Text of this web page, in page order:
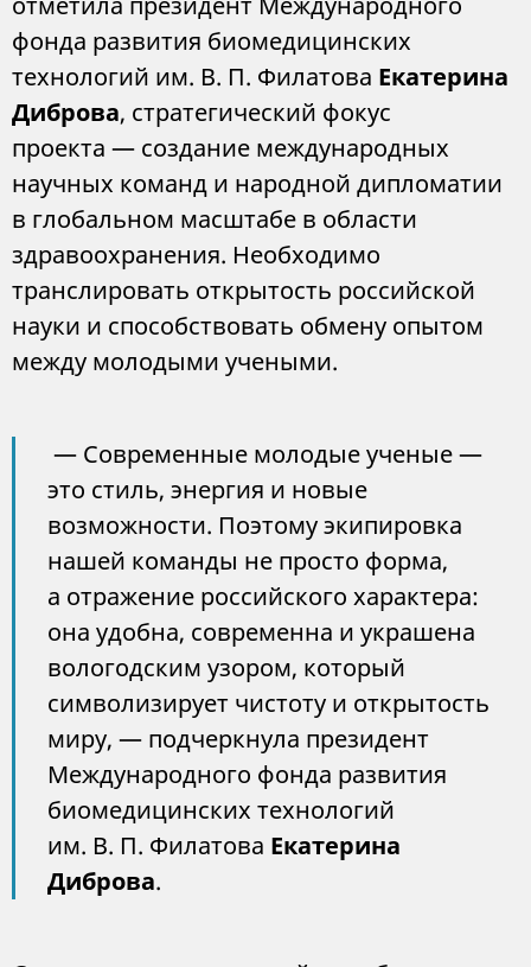
фонда развития биомедицинских
технологий им. В. П. Филатова Екатерина
Диброва, стратегический фокус
проекта — создание международных
научных команд и народной дипломатии
в глобальном масштабе в области
здравоохранения. Необходимо
транслировать открытость российской
науки и способствовать обмену опытом
между молодыми учеными.
— Современные молодые ученые —
это стиль, энергия и новые
возможности. Поэтому экипировка
нашей команды не просто форма,
а отражение российского характера:
она удобна, современна и украшена
вологодским узором, который
символизирует чистоту и открытость
миру, — подчеркнула президент
Международного фонда развития
биомедицинских технологий
им. В. П. Филатова Екатерина
Диброва.